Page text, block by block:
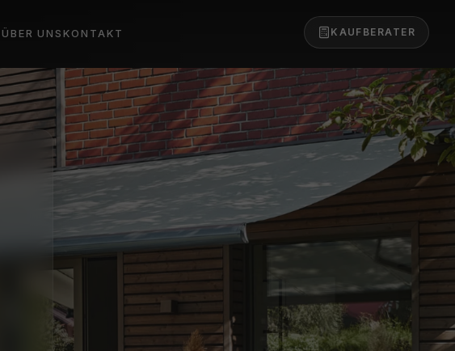
ÜBER UNSKONTAKT KAUFBERATER